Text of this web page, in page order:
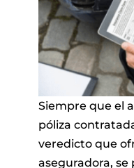
Siempre que el
póliza
veredicto que
aseguradora, se